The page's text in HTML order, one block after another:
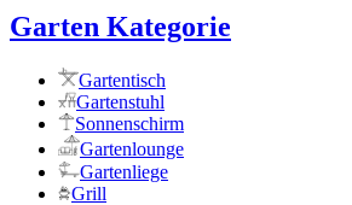
Garten Kategorie
Gartentisch
Gartenstuhl
Sonnenschirm
Gartenlounge
Gartenliege
Grill